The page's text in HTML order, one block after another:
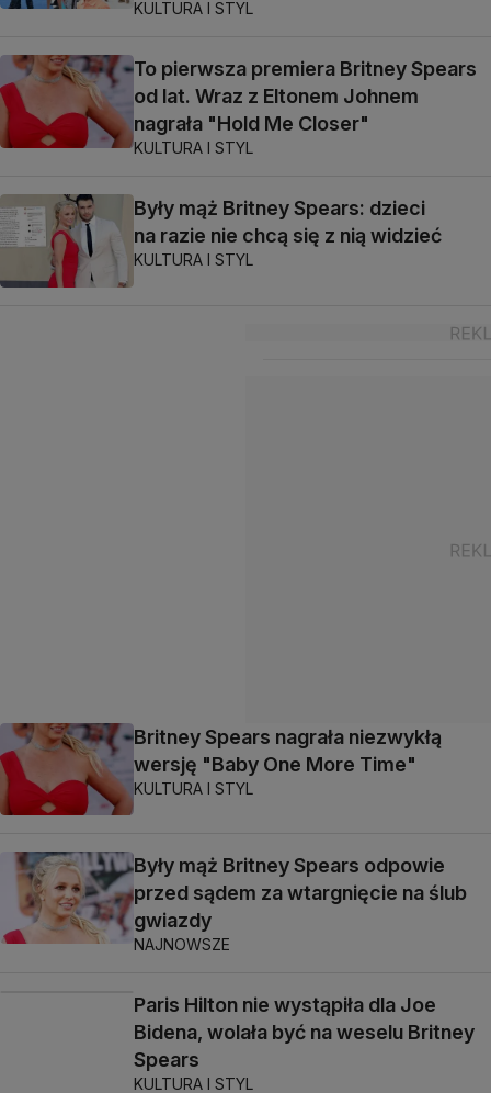
KULTURA I STYL
To pierwsza premiera Britney Spears
od lat. Wraz z Eltonem Johnem
nagrała "Hold Me Closer"
KULTURA I STYL
Były mąż Britney Spears: dzieci
na razie nie chcą się z nią widzieć
KULTURA I STYL
Britney Spears nagrała niezwykłą
wersję "Baby One More Time"
KULTURA I STYL
Były mąż Britney Spears odpowie
przed sądem za wtargnięcie na ślub
gwiazdy
NAJNOWSZE
Paris Hilton nie wystąpiła dla Joe
Bidena, wolała być na weselu Britney
Spears
KULTURA I STYL